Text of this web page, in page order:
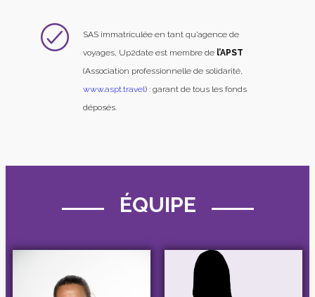
SAS immatriculée en tant qu’agence de
voyages, Up2date est membre de l’APST
(Association professionnelle de solidarité,
www.aspt.travel) : garant de tous les fonds
déposés.
ÉQUIPE